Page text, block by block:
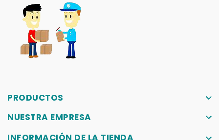
PRODUCTOS
keyboard_arrow_down
NUESTRA EMPRESA
keyboard_arrow_down
INFORMACIÓN DE LA TIENDA